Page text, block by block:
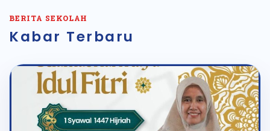
BERITA SEKOLAH
Kabar Terbaru